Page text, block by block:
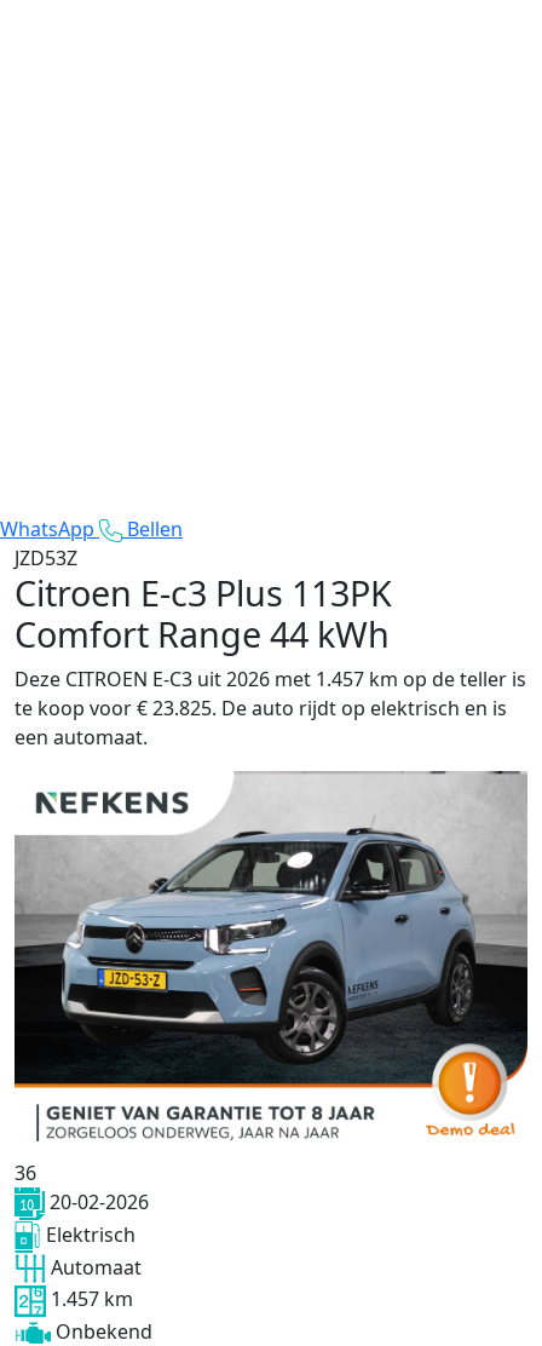
WhatsApp
Bellen
JZD53Z
Citroen E-c3 Plus 113PK
Comfort Range 44 kWh
Deze CITROEN E-C3 uit 2026 met 1.457 km op de teller is
te koop voor € 23.825. De auto rijdt op elektrisch en is
een automaat.
36
20-02-2026
Elektrisch
Automaat
1.457 km
Onbekend